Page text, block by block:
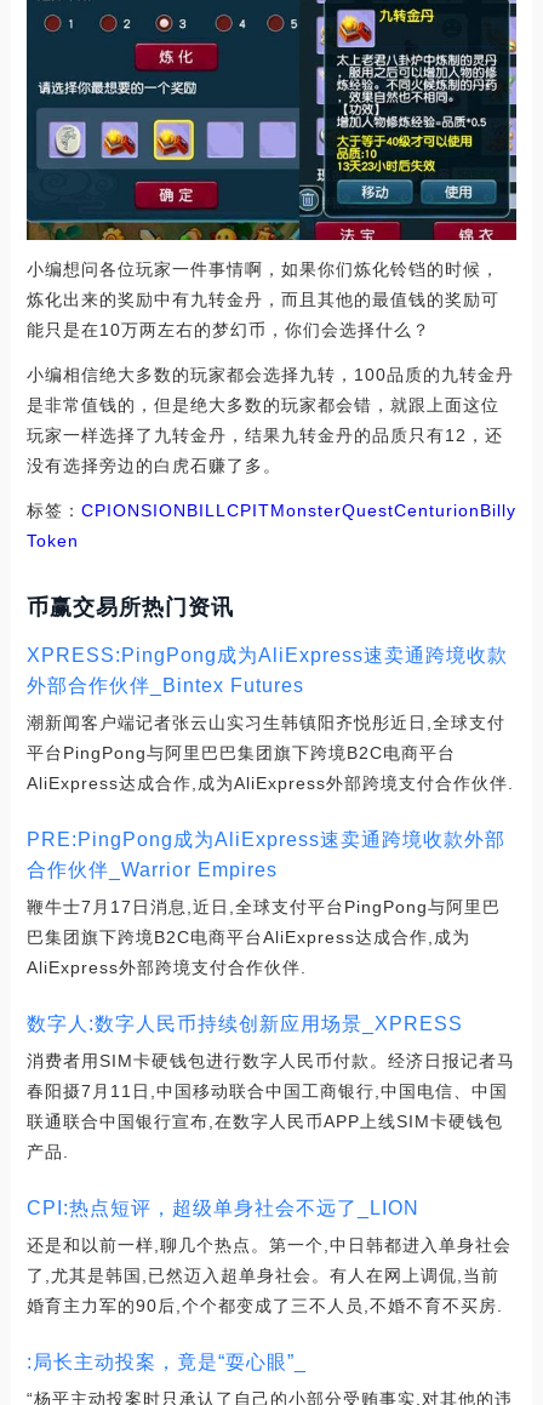
小编想问各位玩家一件事情啊，如果你们炼化铃铛的时候，
炼化出来的奖励中有九转金丹，而且其他的最值钱的奖励可
能只是在10万两左右的梦幻币，你们会选择什么？
小编相信绝大多数的玩家都会选择九转，100品质的九转金丹
是非常值钱的，但是绝大多数的玩家都会错，就跟上面这位
玩家一样选择了九转金丹，结果九转金丹的品质只有12，还
没有选择旁边的白虎石赚了多。
标签： CPIONSIONBILL CPITMonsterQuestCenturionBilly
Token
币赢交易所热门资讯
XPRESS:PingPong成为AliExpress速卖通跨境收款
外部合作伙伴_Bintex Futures
潮新闻客户端记者张云山实习生韩镇阳齐悦彤近日,全球支付
平台PingPong与阿里巴巴集团旗下跨境B2C电商平台
AliExpress达成合作,成为AliExpress外部跨境支付合作伙伴.
PRE:PingPong成为AliExpress速卖通跨境收款外部
合作伙伴_Warrior Empires
鞭牛士7月17日消息,近日,全球支付平台PingPong与阿里巴
巴集团旗下跨境B2C电商平台AliExpress达成合作,成为
AliExpress外部跨境支付合作伙伴.
数字人:数字人民币持续创新应用场景_XPRESS
消费者用SIM卡硬钱包进行数字人民币付款。经济日报记者马
春阳摄7月11日,中国移动联合中国工商银行,中国电信、中国
联通联合中国银行宣布,在数字人民币APP上线SIM卡硬钱包
产品.
CPI:热点短评，超级单身社会不远了_LION
还是和以前一样,聊几个热点。第一个,中日韩都进入单身社会
了,尤其是韩国,已然迈入超单身社会。有人在网上调侃,当前
婚育主力军的90后,个个都变成了三不人员,不婚不育不买房.
:局长主动投案，竟是“耍心眼”_
“杨平主动投案时只承认了自己的小部分受贿事实,对其他的违